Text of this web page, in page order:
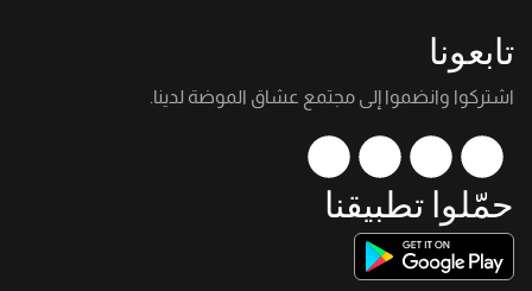
تابعونا
اشتركوا وانضموا إلى مجتمع عشاق الموضة لدينا.
حمّلوا تطبيقنا